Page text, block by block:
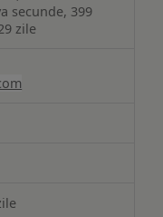
secunde, 399
zile